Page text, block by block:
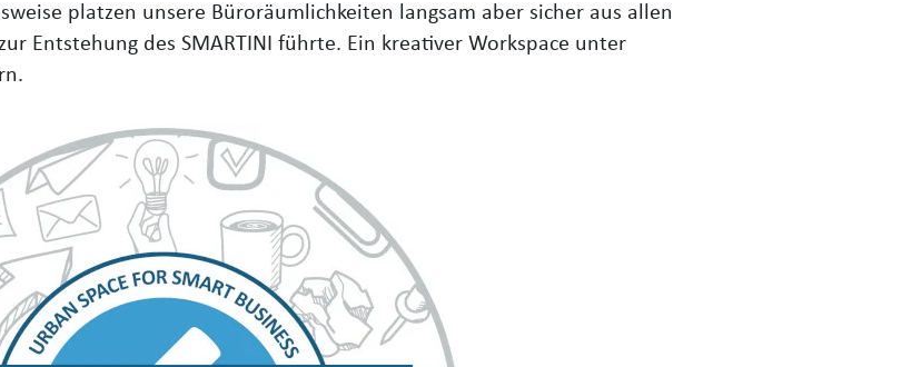
platzen unsere Büroräumlichkeiten langsam aber sicher aus allen
Entstehung des SMARTINI führte. Ein kreativer Workspace unter